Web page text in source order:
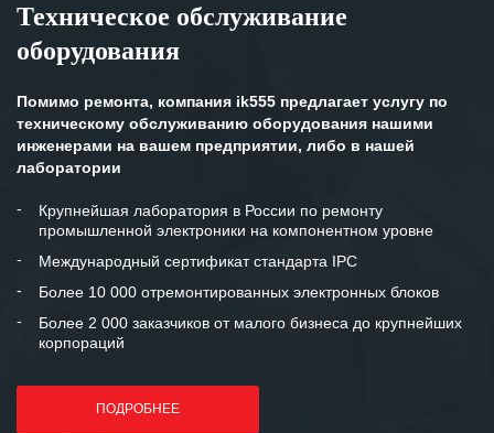
Особенно хочется отметить высокую
клиентоориентированность
готовность помочь в самых сложных
Мы высоко ценим сложившиеся
и доверительные партнерские
отношения и искренне желаем
«Инженерной компании «555» долгих
лет успеха и процветания.
Техническое обслуживание
оборудования
Помимо ремонта, компания ik555 предлагает услугу по
техническому обслуживанию оборудования нашими
инженерами на вашем предприятии, либо в нашей
лаборатории
Крупнейшая лаборатория в России по ремонту
промышленной электроники на компонентном уровне
Международный сертификат стандарта IPC
Более 10 000 отремонтированных электронных блоков
Более 2 000 заказчиков от малого бизнеса до крупнейших
корпораций
ПОДРОБНЕЕ